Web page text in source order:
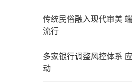
传统民俗融入现代审美
流行
多家银行调整风控体系
动